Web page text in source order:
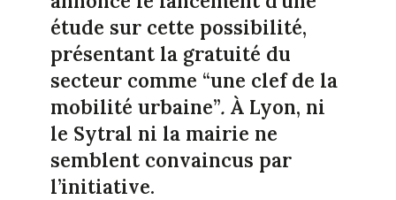
étude sur cette possibilité,
présentant la gratuité du
secteur comme “une clef de la
mobilité urbaine”.À Lyon, ni
le Sytral ni la mairie ne
semblent convaincus par
l’initiative.